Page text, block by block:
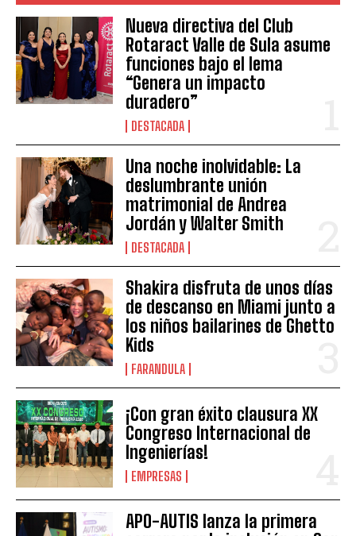
Nueva directiva del Club
Rotaract Valle de Sula asume
funciones bajo el lema
“Genera un impacto
duradero”
DESTACADA
Una noche inolvidable: La
deslumbrante unión
matrimonial de Andrea
Jordán y Walter Smith
DESTACADA
Shakira disfruta de unos días
de descanso en Miami junto a
los niños bailarines de Ghetto
Kids
FARANDULA
¡Con gran éxito clausura XX
Congreso Internacional de
Ingenierías!
EMPRESAS
APO-AUTIS lanza la primera